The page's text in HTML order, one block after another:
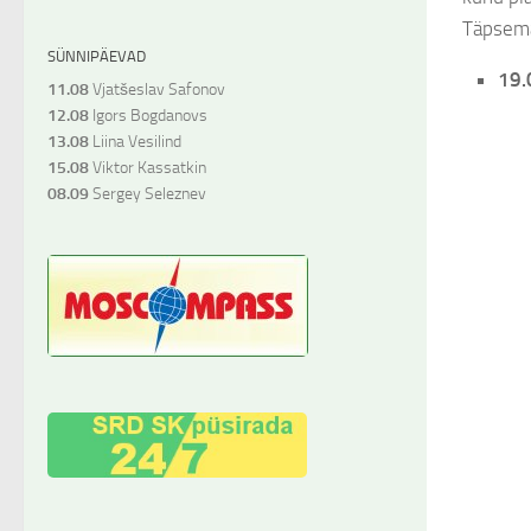
SÜNNIPÄEVAD
11.08Vjatšeslav Safonov
12.08 Igors Bogdanovs
13.08 Liina Vesilind
15.08Viktor Kassatkin
08.09Sergey Seleznev